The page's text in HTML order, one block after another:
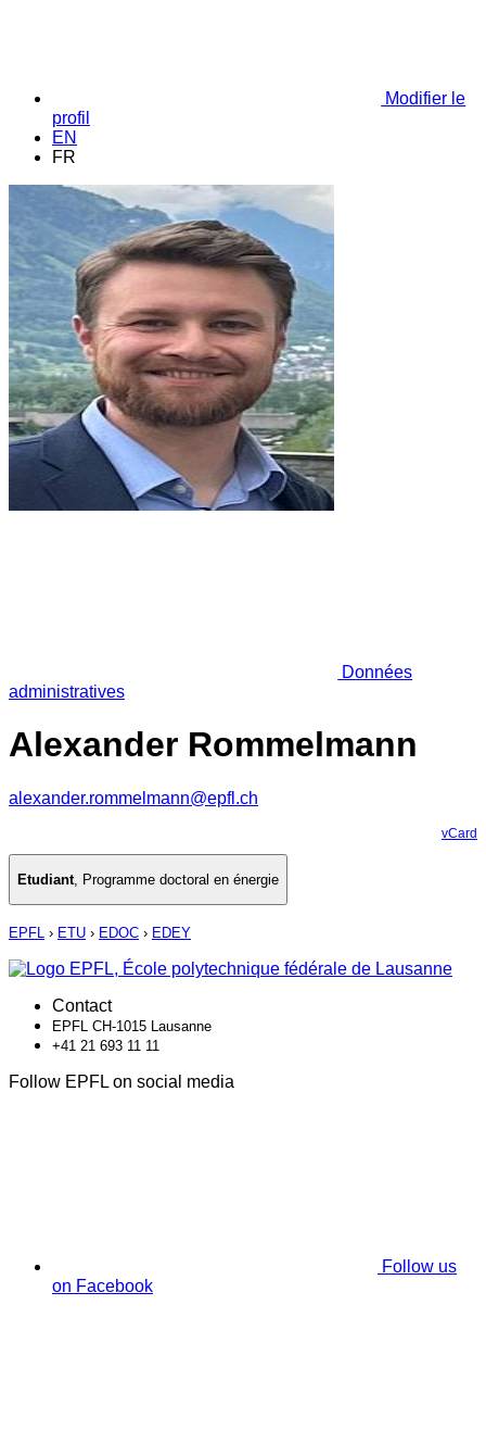
Modifier le
profil
EN
FR
Données
administratives
Alexander Rommelmann
alexander.rommelmann@epfl.ch
vCard
Etudiant, Programme doctoral en énergie
EPFL › ETU › EDOC › EDEY
Contact
EPFL CH-1015 Lausanne
+41 21 693 11 11
Follow EPFL on social media
Follow us
on Facebook